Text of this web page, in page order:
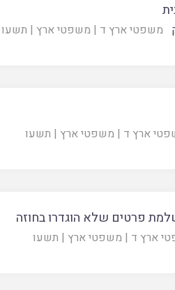
משפטי ארץ ד | משפטי ארץ | תשעו
ארץ ד | משפטי ארץ | תשעו
פרטים שלא הוגדרו בחוזה
ארץ ד | משפטי ארץ | תשעו